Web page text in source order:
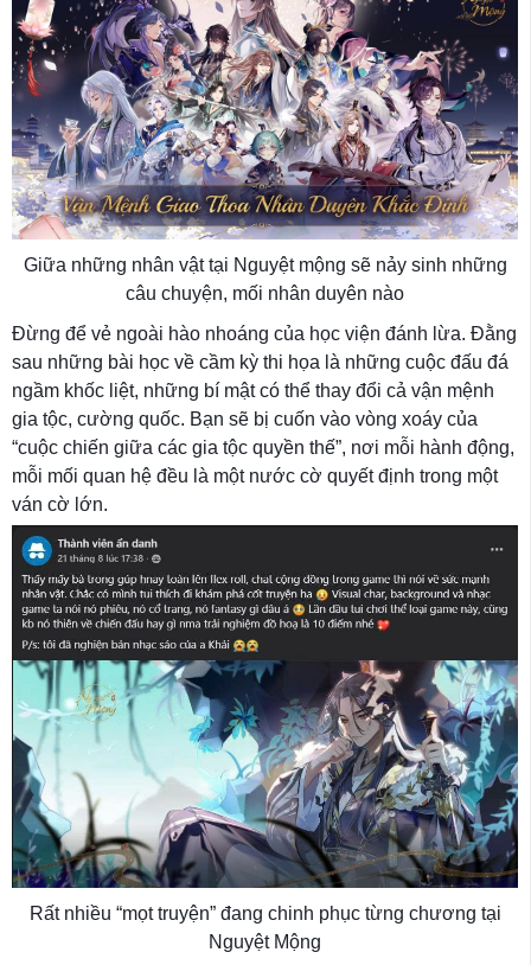
Giữa những nhân vật tại Nguyệt mộng sẽ nảy sinh những
câu chuyện, mối nhân duyên nào
Đừng để vẻ ngoài hào nhoáng của học viện đánh lừa. Đằng
sau những bài học về cầm kỳ thi họa là những cuộc đấu đá
ngầm khốc liệt, những bí mật có thể thay đổi cả vận mệnh
gia tộc, cường quốc. Bạn sẽ bị cuốn vào vòng xoáy của
“cuộc chiến giữa các gia tộc quyền thế”, nơi mỗi hành động,
mỗi mối quan hệ đều là một nước cờ quyết định trong một
ván cờ lớn.
Rất nhiều “mọt truyện” đang chinh phục từng chương tại
Nguyệt Mộng